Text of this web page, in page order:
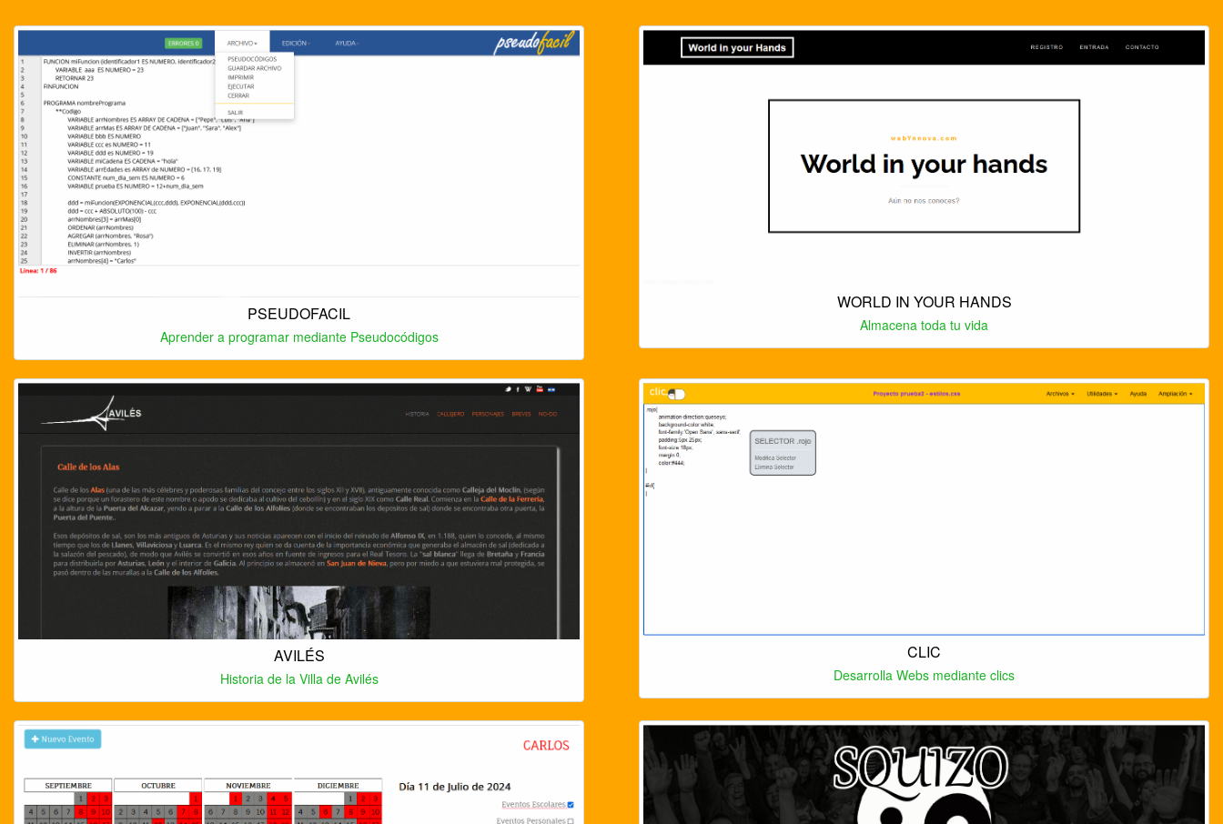
PSEUDOFACIL
Aprender a programar mediante Pseudocódigos
WORLD IN YOUR HANDS
Almacena toda tu vida
AVILÉS
Historia de la Villa de Avilés
CLIC
Desarrolla Webs mediante clics